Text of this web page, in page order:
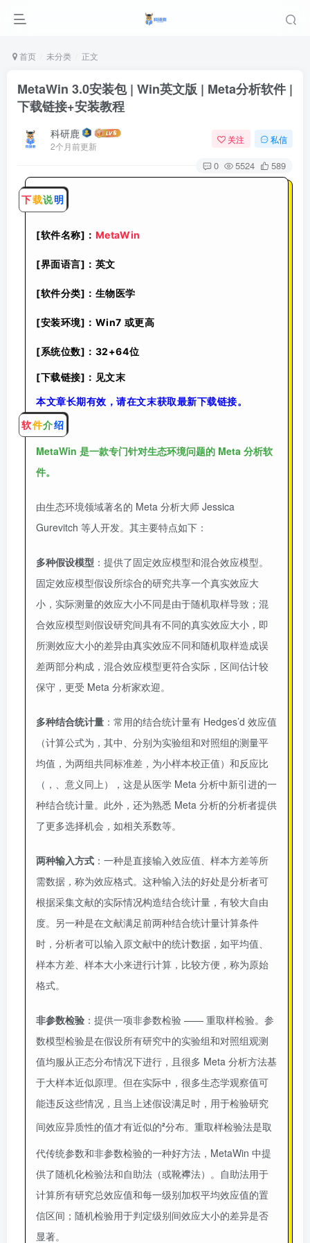
首页 未分类 正文
MetaWin 3.0安装包 | Win英文版 | Meta分析软件 |
下载链接+安装教程
科研鹿
2个月前更新
关注 私信
0 5524 589
下载说明
[软件名称]： MetaWin
[界面语言]：英文
[软件分类]：生物医学
[安装环境]：Win7 或更高
[系统位数]：32+64位
[下载链接]：见文末
本文章长期有效，请在文末获取最新下载链接。
软件介绍
MetaWin 是一款专门针对生态环境问题的 Meta 分析软
件。
由生态环境领域著名的 Meta 分析大师 Jessica
Gurevitch 等人开发。其主要特点如下：
多种假设模型 ：提供了固定效应模型和混合效应模型。
固定效应模型假设所综合的研究共享一个真实效应大
小，实际测量的效应大小不同是由于随机取样导致；混
合效应模型则假设研究间具有不同的真实效应大小，即
所测效应大小的差异由真实效应不同和随机取样造成误
差两部分构成，混合效应模型更符合实际，区间估计较
保守，更受 Meta 分析家欢迎。
多种结合统计量 ：常用的结合统计量有 Hedges’d 效应值
（计算公式为，其中、分别为实验组和对照组的测量平
均值，为两组共同标准差，为小样本校正值）和反应比
（，、意义同上），这是从医学 Meta 分析中新引进的一
种结合统计量。此外，还为熟悉 Meta 分析的分析者提供
了更多选择机会，如相关系数等。
两种输入方式 ：一种是直接输入效应值、样本方差等所
需数据，称为效应格式。这种输入法的好处是分析者可
根据采集文献的实际情况构造结合统计量，有较大自由
度。另一种是在文献满足前两种结合统计量计算条件
时，分析者可以输入原文献中的统计数据，如平均值、
样本方差、样本大小来进行计算，比较方便，称为原始
格式。
非参数检验 ：提供一项非参数检验 —— 重取样检验。参
数模型检验是在假设所有研究中的实验组和对照组观测
值均服从正态分布情况下进行，且很多 Meta 分析方法基
于大样本近似原理。但在实际中，很多生态学观察值可
能违反这些情况，且当上述假设满足时，用于检验研究
间效应异质性的值才有近似的²分布。重取样检验法是取
代传统参数和非参数检验的一种好方法，MetaWin 中提
供了随机化检验法和自助法（或靴襻法）。自助法用于
计算所有研究总效应值和每一级别加权平均效应值的置
信区间；随机检验用于判定级别间效应大小的差异是否
显著。